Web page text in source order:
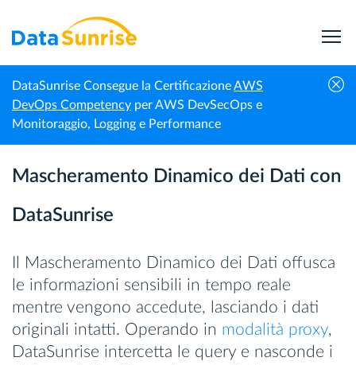
DataSunrise Consegue la CertificazioneAWS
DevOps Competency per AWS DevSecOps e
Monitoraggio, Logging e Performance
Home Mascheramento dei Dati Mascheramento Dinamico dei Dati
Mascheramento Dinamico dei Dati con
DataSunrise
Il Mascheramento Dinamico dei Dati offusca
le informazioni sensibili in tempo reale
mentre vengono accedute, lasciando i dati
originali intatti. Operando in modalità proxy,
DataSunrise intercetta le query e nasconde i